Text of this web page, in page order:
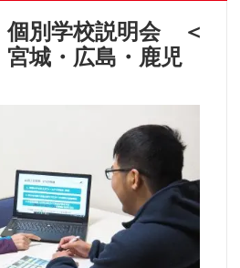
個別学校説明会 ＜
城・広島・鹿児